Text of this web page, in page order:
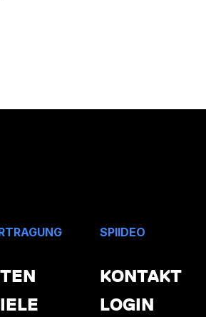
SPIIDEO
KONTAKT
LOGIN